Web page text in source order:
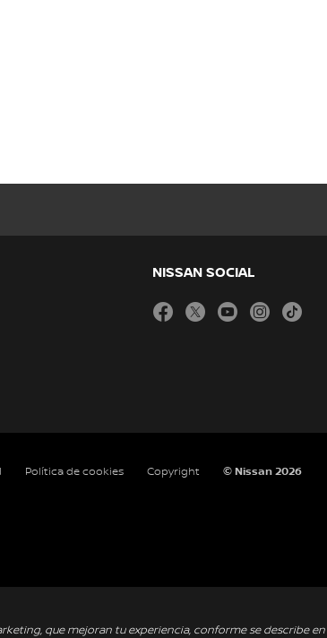
que mejoran tu experiencia, conforme se describe en
NISSAN SOCIAL
facebooktwitteryoutubeinstagram
tiktok
Política de cookies Copyright © Nissan 2026